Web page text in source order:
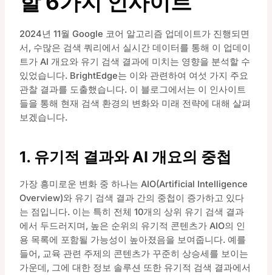
2024년 11월 Google 코어 알고리즘 업데이트가 진행되면
서, 수많은 검색 쿼리에서 실시간 데이터를 통해 이 업데이
트가 AI 개요와 유기 검색 결과에 미치는 영향을 분석할 수
있었습니다. BrightEdge는 이와 관련하여 여섯 가지 주요
관찰 결과를 도출했습니다. 이 블로그에서는 이 인사이트
들을 통해 현재 검색 환경의 변화와 미래 전략에 대해 살펴
보겠습니다.
1. 유기적 결과와 AI 개요의 중첩
가장 흥미로운 변화 중 하나는 AIO(Artificial Intelligence
Overview)와 유기 검색 결과 간의 중첩이 증가하고 있다
는 점입니다. 이는 특히 전체 10개의 상위 유기 검색 결과
에서 두드러지며, 높은 순위의 유기적 콘텐츠가 AIO의 인
용 목록에 포함될 가능성이 높아졌음을 보여줍니다. 예를
들어, 교육 관련 주제의 콘텐츠가 꾸준히 상승세를 보이는
가운데, 그에 대한 정보 솔루션 또한 유기적 검색 결과에서